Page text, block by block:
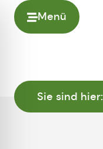
Menü
Sie sind hier: